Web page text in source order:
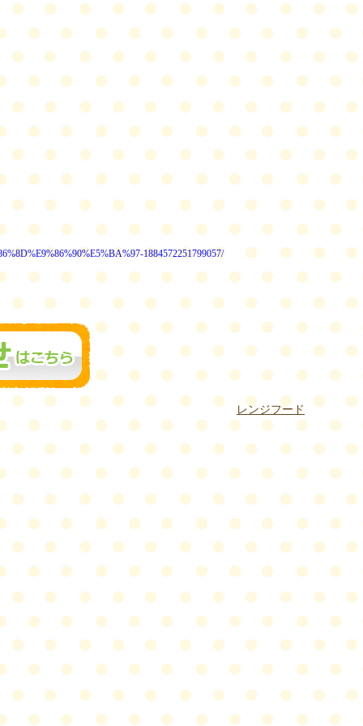
1884572251799057/
レンジフード